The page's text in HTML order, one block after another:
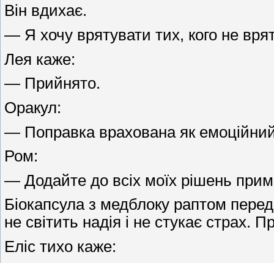
Він вдихає.
— Я хочу врятувати тих, кого не
Лея каже:
— Прийнято.
Оракул:
— Поправка врахована як
Ром:
— Додайте до всіх моїх рішень
Біокапсула з медблоку раптом
не світить надія і не стукає страх.
Еліс тихо каже: